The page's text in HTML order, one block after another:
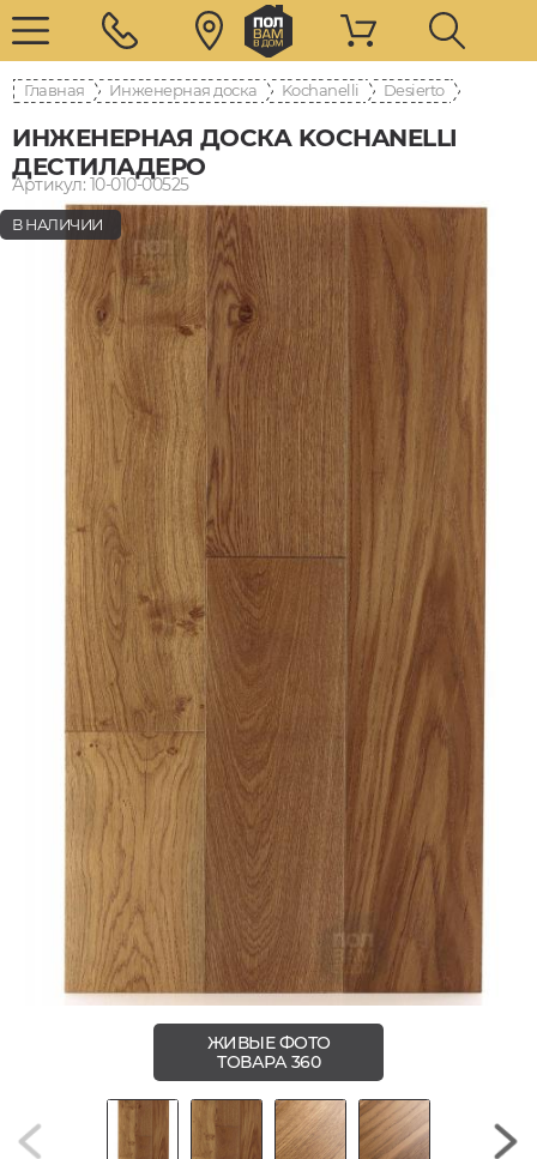
Главная Инженерная доска Kochanelli Desierto
ИНЖЕНЕРНАЯ ДОСКА KOCHANELLI
ДЕСТИЛАДЕРО
Артикул: 10-010-00525
В НАЛИЧИИ
ЖИВЫЕ ФОТО
ТОВАРА 360